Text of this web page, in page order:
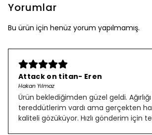
Yorumlar
Bu ürün için henüz yorum yapılmamış.
Attack on titan- Eren
Hakan Yılmaz
Ürün beklediğimden güzel geldi.
tereddütlerim vardı ama gerçekten
kaliteli gözüküyor. Hızlı gönderim için